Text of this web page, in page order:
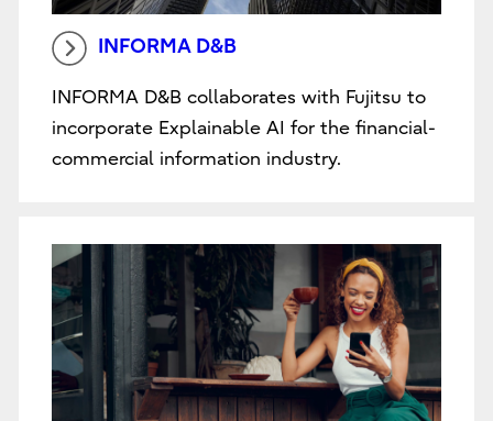
INFORMA D&B
INFORMA D&B collaborates with Fujitsu to
incorporate Explainable AI for the financial-
commercial information industry.